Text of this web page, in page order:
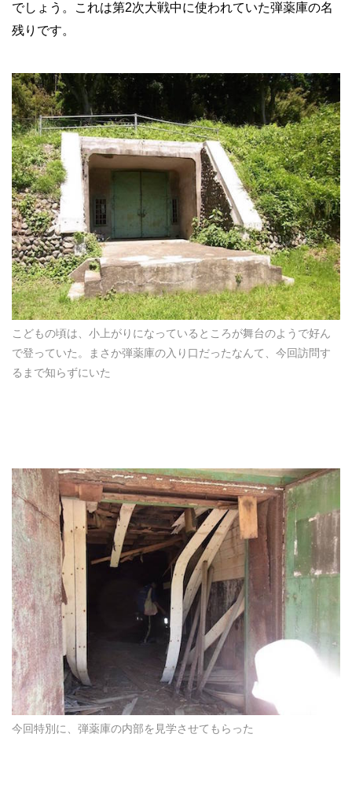
でしょう。これは第2次大戦中に使われていた弾薬庫の名
残りです。
こどもの頃は、小上がりになっているところが舞台のようで好ん
で登っていた。まさか弾薬庫の入り口だったなんて、今回訪問す
るまで知らずにいた
今回特別に、弾薬庫の内部を見学させてもらった